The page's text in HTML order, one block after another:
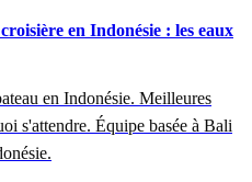
en Indonésie : les eaux
en Indonésie. Meilleures
s'attendre. Équipe basée à Bali